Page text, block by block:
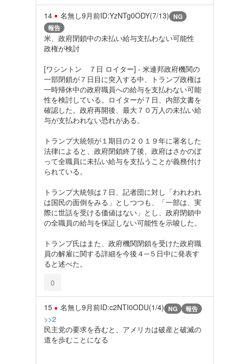
14 名無し9月前ID:YzNTg0ODY(7/13) NG
報告
米、政府閉鎖中の未払い給与支払わない可能性
政権が検討
[ワシントン ７日 ロイター] - 米連邦政府機関の
一部閉鎖が７日目に突入する中、トランプ政権は
一時帰休中の政府職員への給与を支払わない可能
性を検討している。ロイターが７日、内部文書を
確認した。政府再開後、最大７０万人の未払い給
与が支払われない恐れがある。
トランプ大統領が１期目の２０１９年に署名した
法律によると、政府閉鎖終了後、政府はさかのぼ
って全職員に未払い給与を支払うことが義務付け
られている。
トランプ大統領は７日、記者団に対し「われわれ
は国民の面倒をみる」としつつも、「一部は、実
際に世話を受ける価値はない」とし、政府閉鎖中
の全職員の給与を保証しない可能性を示唆した。
トランプ氏はまた、政府機関閉鎖を受けた政府職
員の解雇に関する詳細を今後４─５日中に発表す
ると述べた。
0
15 名無し9月前ID:c2NTI0ODU(1/4) NG 報告
>>2
民主党の要求を呑むと、アメリカは破産と破滅の
道を歩むことになる